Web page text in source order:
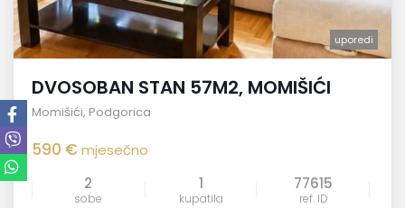
uporedi
DVOSOBAN STAN 57M2, MOMIŠIĆI
Momišići, Podgorica
590 €mjesečno
2
sobe
1
kupatila
77615
ref. ID